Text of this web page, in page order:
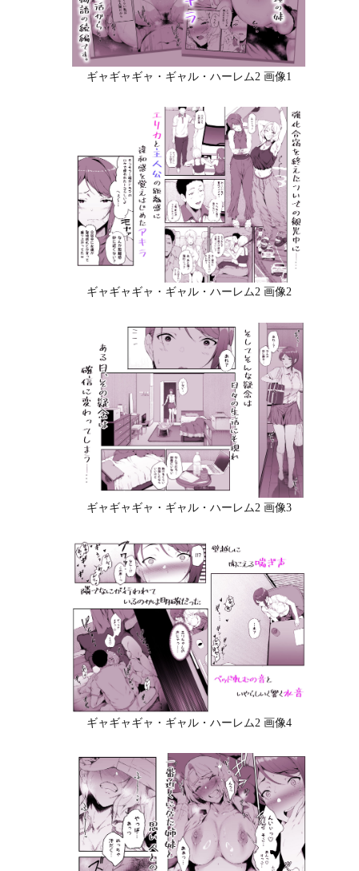
ギャギャギャ・ギャル・ハーレム2 画像1
ギャギャギャ・ギャル・ハーレム2 画像2
ギャギャギャ・ギャル・ハーレム2 画像3
ギャギャギャ・ギャル・ハーレム2 画像4